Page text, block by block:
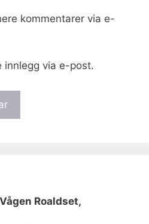
kommentarer via e-
innlegg via e-post.
Roaldset,